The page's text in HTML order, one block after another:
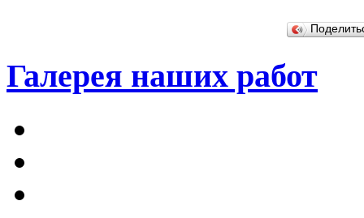
Галерея наших работ